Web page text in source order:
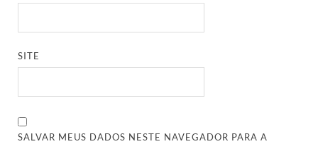
SITE
SALVAR MEUS DADOS NESTE NAVEGADOR PARA A